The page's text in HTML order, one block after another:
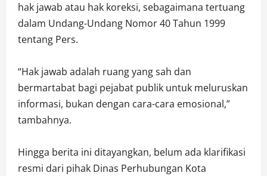
hak jawab atau hak koreksi, sebagaimana tertuang
dalam Undang-Undang Nomor 40 Tahun 1999
tentang Pers.
“Hak jawab adalah ruang yang sah dan
bermartabat bagi pejabat publik untuk meluruskan
informasi, bukan dengan cara-cara emosional,”
tambahnya.
Hingga berita ini ditayangkan, belum ada klarifikasi
resmi dari pihak Dinas Perhubungan Kota